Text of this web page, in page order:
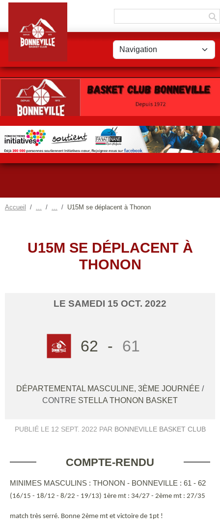
Accueil U15M se déplacent à Thonon
U15M SE DÉPLACENT À
THONON
LE SAMEDI 15 OCT. 2022
62 - 61
DÉPARTEMENTAL MASCULINE, 3ÈME JOURNÉE /
CONTRE STELLA THONON BASKET
PUBLIÉ LE 12 SEPT. 2022 PAR BONNEVILLE BASKET CLUB
COMPTE-RENDU
MINIMES MASCULINS : THONON - BONNEVILLE : 61 - 62
(16/15 - 18/12 - 8/22 - 19/13) 1ère mt : 34/27 - 2ème mt : 27/35
match très serré. Bonne 2ème mt et victoire de 1pt !